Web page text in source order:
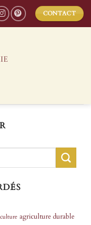
CONTACT
agriculture durable